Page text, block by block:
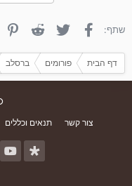
שתף: פייסבוק טוויטר Reddit
דף הבית פורומים ברסלב
צור קשר
תנאים וכללים